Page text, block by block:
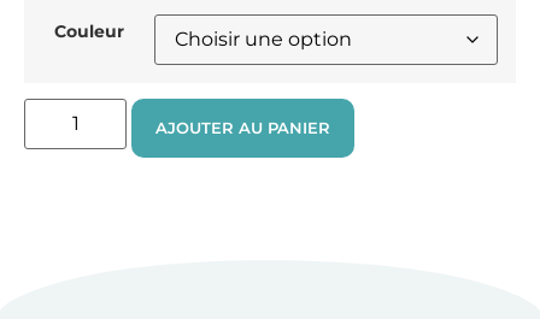
Couleur
AJOUTER AU PANIER